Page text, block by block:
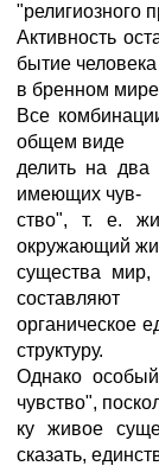
"религиозного
Активность
бытие человека
в бренном
Все
общем виде
делить на
имеющих чув-
ство", т. е.
окружающий
существа
составляют
органическое
структуру.
Однако
чувство",
ку живое
сказать,